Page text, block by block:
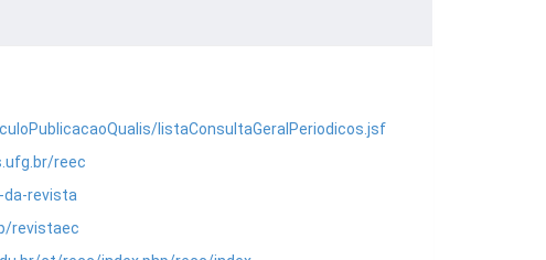
listaConsultaGeralPeriodicos.jsf
reec
revista
revistaec